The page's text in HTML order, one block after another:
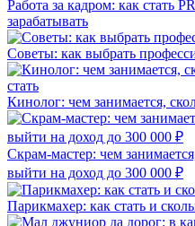
Работа за кадром: как стать
зарабатывать
Советы: как выбрать
Кинолог: чем занимается,
Скрам-мастер: чем
выйти на доход до 300 000 ₽
Парикмахер: как стать и